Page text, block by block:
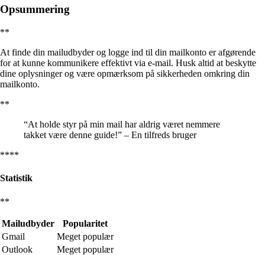
Opsummering
**
At finde din mailudbyder og logge ind til din mailkonto er afgørende
for at kunne kommunikere effektivt via e-mail. Husk altid at beskytte
dine oplysninger og være opmærksom på sikkerheden omkring din
mailkonto.
**
“At holde styr på min mail har aldrig været nemmere
takket være denne guide!” – En tilfreds bruger
****
Statistik
**
Mailudbyder
Popularitet
Gmail
Meget populær
Outlook
Meget populær